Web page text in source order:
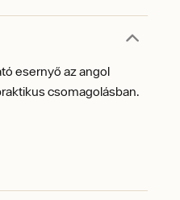
esernyő az angol
csomagolásban.